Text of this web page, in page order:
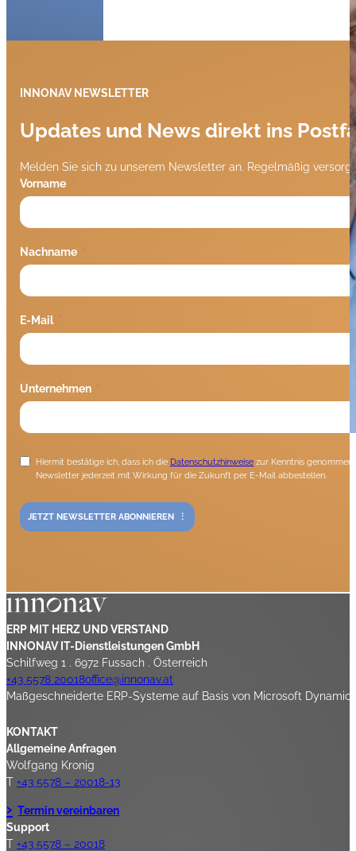
Updates und News direkt ins
INNONAV NEWSLETTER
Melden Sie sich zu unserem Newsletter an. Regelmäßig
Vorname
Nachname
E-Mail
Unternehmen
Hiermit bestätige ich, dass ich die Datenschutzhinweise zur Kenntnis
Newsletter jederzeit mit Wirkung für die Zukunft per E-Mail abbestellen.
JETZT NEWSLETTER ABONNIEREN
ERP MIT HERZ UND VERSTAND
INNONAV IT-Dienstleistungen GmbH
Schilfweg 1 . 6972 Fussach . Österreich
+43 5578 20018office@innonav.at
Maßgeschneiderte ERP-Systeme auf Basis von Microsoft
KONTAKT
Allgemeine Anfragen
Wolfgang Kronig
T +43 5578 – 20018-13
Termin vereinbaren
Support
T +43 5578 – 20018